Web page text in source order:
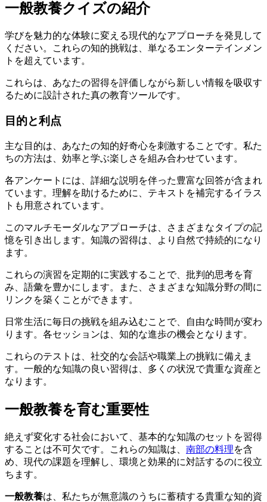
一般教養クイズの紹介
学びを魅力的な体験に変える現代的なアプローチを発見して
ください。これらの知的挑戦は、単なるエンターテインメン
トを超えています。
これらは、あなたの習得を評価しながら新しい情報を吸収す
るために設計された真の教育ツールです。
目的と利点
主な目的は、あなたの知的好奇心を刺激することです。私た
ちの方法は、効率と学ぶ楽しさを組み合わせています。
各アンケートには、詳細な説明を伴った豊富な回答が含まれ
ています。理解を助けるために、テキストを補完するイラス
トも用意されています。
このマルチモーダルなアプローチは、さまざまなタイプの記
憶を引き出します。知識の習得は、より自然で持続的になり
ます。
これらの演習を定期的に実践することで、批判的思考を育
み、語彙を豊かにします。また、さまざまな知識分野の間に
リンクを築くことができます。
日常生活に毎日の挑戦を組み込むことで、自由な時間が変わ
ります。各セッションは、知的な進歩の機会となります。
これらのテストは、社交的な会話や職業上の挑戦に備えま
す。一般的な知識の良い習得は、多くの状況で貴重な資産と
なります。
一般教養を育む重要性
絶えず変化する社会において、基本的な知識のセットを習得
することは不可欠です。これらの知識は、 南部の料理を含
め、現代の課題を理解し、環境と効果的に対話するのに役立
ちます。
一般教養は、私たちが無意識のうちに蓄積する貴重な知的資